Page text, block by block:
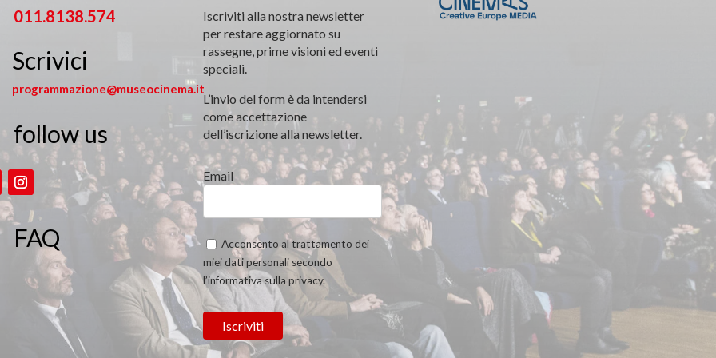
011.8138.574
Scrivici
programmazione@museocinema.it
follow us
FAQ
Iscriviti alla nostra newsletter
per restare aggiornato su
rassegne, prime visioni ed eventi
speciali.
L’invio del form è da intendersi
come accettazione
dell’iscrizione alla newsletter.
Email
Acconsento al trattamento dei
miei dati personali secondo
l’informativa sulla privacy.